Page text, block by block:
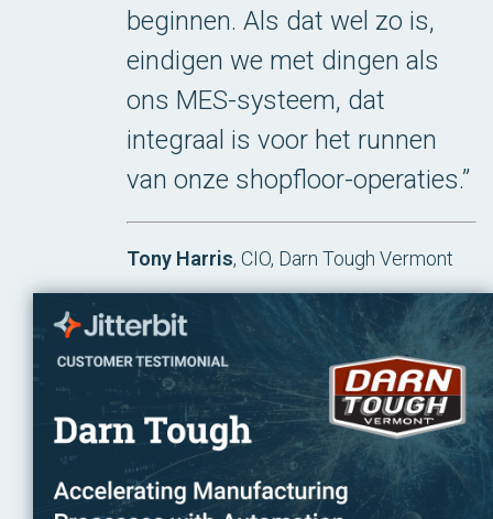
beginnen. Als dat wel zo is,
eindigen we met dingen als
ons MES-systeem, dat
integraal is voor het runnen
van onze shopfloor-operaties.”
Tony Harris, CIO, Darn Tough Vermont